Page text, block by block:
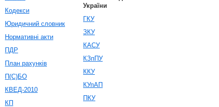
Кодекси
Юридичний словник
Нормативні акти
ПДР
План рахунків
П(С)БО
КВЕД-2010
КП
України
ГКУ
ЗКУ
КАСУ
КЗпПУ
ККУ
КУпАП
ПКУ